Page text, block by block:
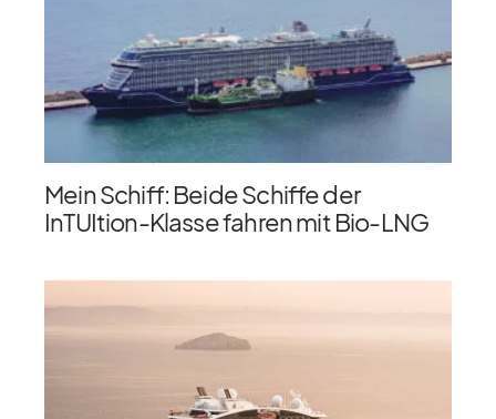
Mein Schiff: Beide Schiffe der
InTUItion-Klasse fahren mit Bio-LNG